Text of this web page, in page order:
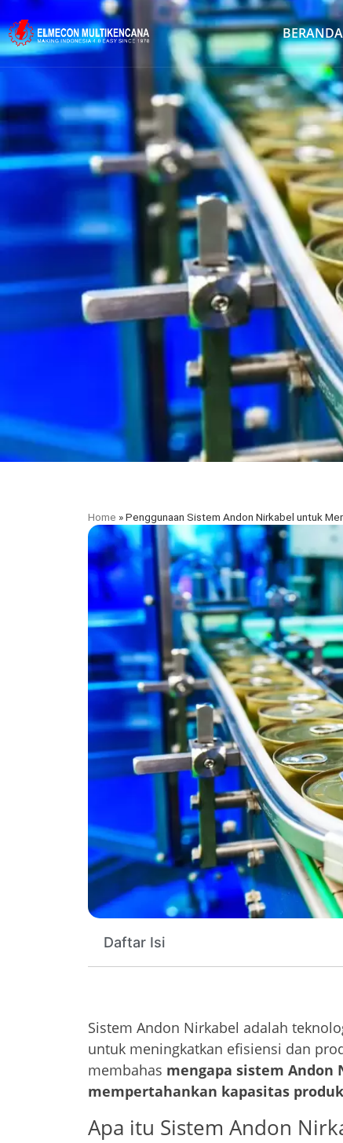
BERANDA
Home »Penggunaan Sistem Andon Nirkabel untuk
Daftar Isi
Sistem Andon Nirkabel adalah
untuk meningkatkan efisiensi dan
membahas mengapa sistem
mempertahankan kapasitas
Apa itu Sistem Andon